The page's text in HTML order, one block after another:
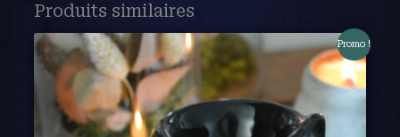
Produits similaires
Promo !